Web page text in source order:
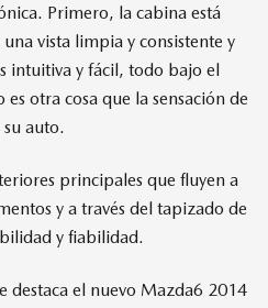
Primero, la cabina está
vista limpia y consistente y
intuitiva y fácil, todo bajo el
otra cosa que la sensación de
auto.
principales que fluyen a
y a través del tapizado de
y fiabilidad.
destaca el nuevo Mazda6 2014